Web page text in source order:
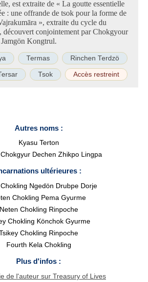
est extraite de « La goutte essentielle
: une offrande de tsok pour la forme de
», extraite du cycle du
, découvert conjointement par Chokgyour
Kongtrul.
Termas Rinchen Terdzö
Tsok Accès restreint
Autres noms :
Kyasu Terton
Dechen Zhikpo Lingpa
ultérieures :
Ngedön Drubpe Dorje
Chokling Pema Gyurme
Neten Chokling Rinpoche
Chokling Könchok Gyurme
Chokling Rinpoche
Fourth Kela Chokling
Plus d'infos :
de l'auteur sur Treasury of Lives